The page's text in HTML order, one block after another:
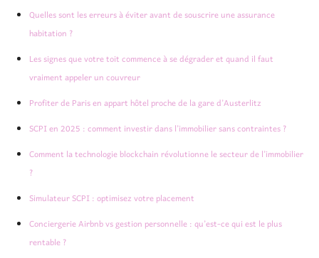
Quelles sont les erreurs à éviter avant de souscrire une assurance
habitation ?
Les signes que votre toit commence à se dégrader et quand il faut
vraiment appeler un couvreur
Profiter de Paris en appart hôtel proche de la gare d’Austerlitz
SCPI en 2025 : comment investir dans l’immobilier sans contraintes ?
Comment la technologie blockchain révolutionne le secteur de l’immobilier
?
Simulateur SCPI : optimisez votre placement
Conciergerie Airbnb vs gestion personnelle : qu’est-ce qui est le plus
rentable ?